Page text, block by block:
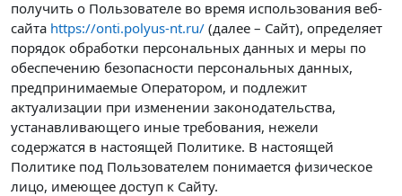
получить о Пользователе во время использования веб-
сайта https://onti.polyus-nt.ru/ (далее – Сайт), определяет
порядок обработки персональных данных и меры по
обеспечению безопасности персональных данных,
предпринимаемые Оператором, и подлежит
актуализации при изменении законодательства,
устанавливающего иные требования, нежели
содержатся в настоящей Политике. В настоящей
Политике под Пользователем понимается физическое
лицо, имеющее доступ к Сайту.